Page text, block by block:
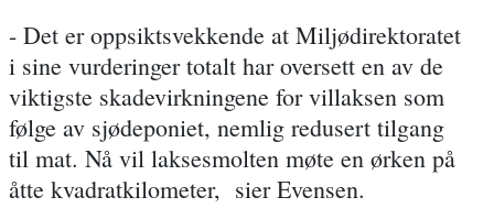
- Det er oppsiktsvekkende at Miljødirektoratet
i sine vurderinger totalt har oversett en av de
viktigste skadevirkningene for villaksen som
følge av sjødeponiet, nemlig redusert tilgang
til mat. Nå vil laksesmolten møte en ørken på
åtte kvadratkilometer, sier Evensen.